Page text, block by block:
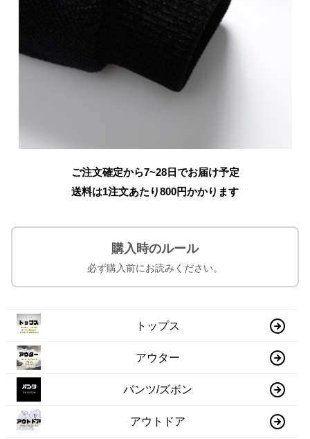
ご注文確定から7~28日でお届け予定
送料は1注文あたり800円かかります
購入時のルール
必ず購入前にお読みください。
トップス
アウター
パンツ/ズボン
アウトドア